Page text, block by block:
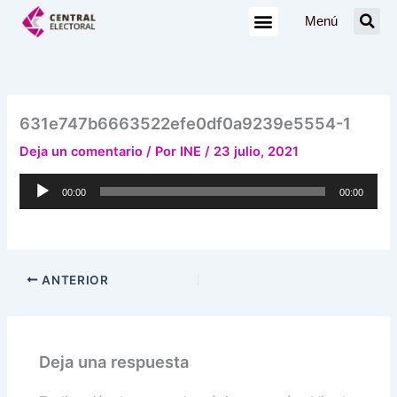
Menú
631e747b6663522efe0df0a9239e5554-1
Deja un comentario / Por INE/ 23 julio, 2021
Reproductor
00:00 00:00
ANTERIOR
Deja una respuesta